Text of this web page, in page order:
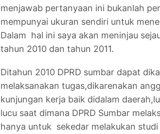
menjawab pertanyaan ini bukanlah
mempunyai ukuran sendiri untuk
Dalam hal ini saya akan meninjau
tahun 2010 dan tahun 2011.
Ditahun 2010 DPRD sumbar dapat
melaksanakan tugas,dikarenakan
kunjungan kerja baik didalam
lucu saat dimana DPRD Sumbar
hanya untuk sekedar melakukan